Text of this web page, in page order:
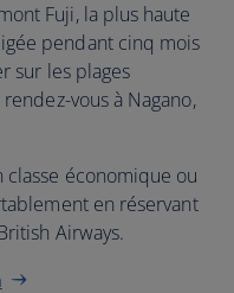
Fuji, la plus haute
pendant cinq mois
sur les plages
vous à Nagano,
classe économique ou
en réservant
Airways.